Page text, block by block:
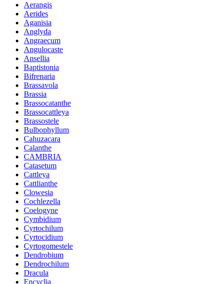
Aerangis
Aerides
Aganisia
Anglyda
Angraecum
Angulocaste
Ansellia
Baptistonia
Bifrenaria
Brassavola
Brassia
Brassocatanthe
Brassocattleya
Brassostele
Bulbophyllum
Cahuzacara
Calanthe
CAMBRIA
Catasetum
Cattleya
Cattlianthe
Clowesia
Cochlezella
Coelogyne
Cymbidium
Cyrtochilum
Cyrtocidium
Cyrtogomestele
Dendrobium
Dendrochilum
Dracula
Encyclia